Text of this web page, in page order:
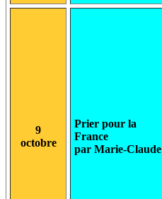
9
octobre
Prier pour la
France
par Marie-Claude